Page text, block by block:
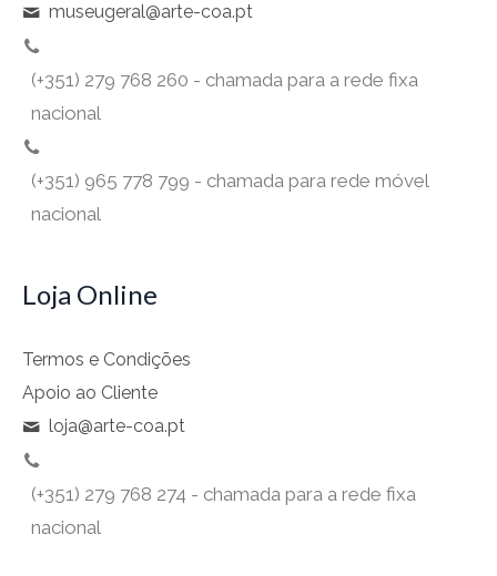
museugeral@arte-coa.pt
(+351) 279 768 260 - chamada para a rede fixa
nacional
(+351) 965 778 799 - chamada para rede móvel
nacional
Loja Online
Termos e Condições
Apoio ao Cliente
loja@arte-coa.pt
(+351) 279 768 274 - chamada para a rede fixa
nacional